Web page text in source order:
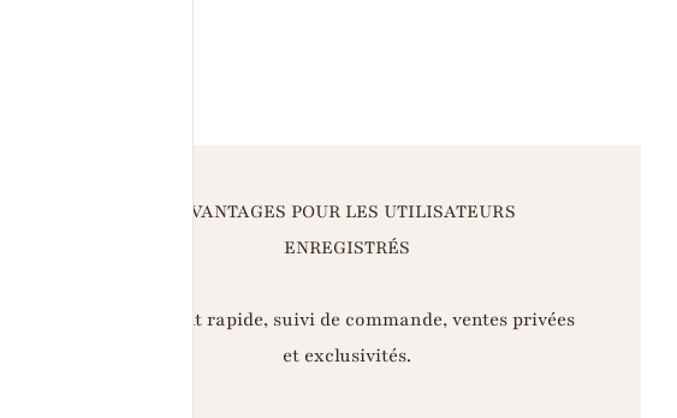
AVANTAGES POUR LES UTILISATEURS
ENREGISTRÉS
Paiement rapide, suivi de commande, ventes privées
et exclusivités.